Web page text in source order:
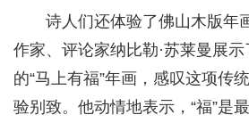
诗人们还体验了佛山木版年
作家、评论家纳比勒·苏莱曼展
的“马上有福”年画，感叹这项传
验别致。他动情地表示，“福”是